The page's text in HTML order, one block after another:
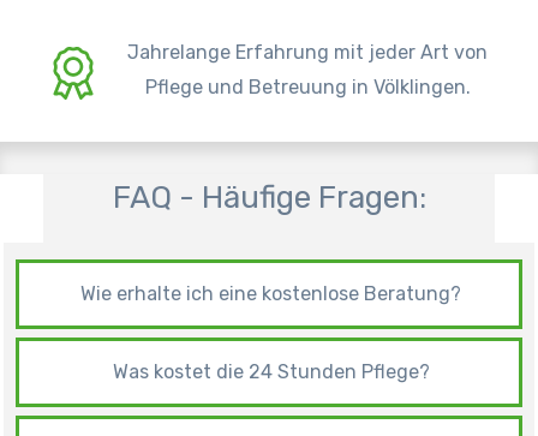
Jahrelange Erfahrung mit jeder Art von
Pflege und Betreuung in Völklingen.
FAQ - Häufige Fragen:
Wie erhalte ich eine kostenlose Beratung?
Was kostet die 24 Stunden Pflege?